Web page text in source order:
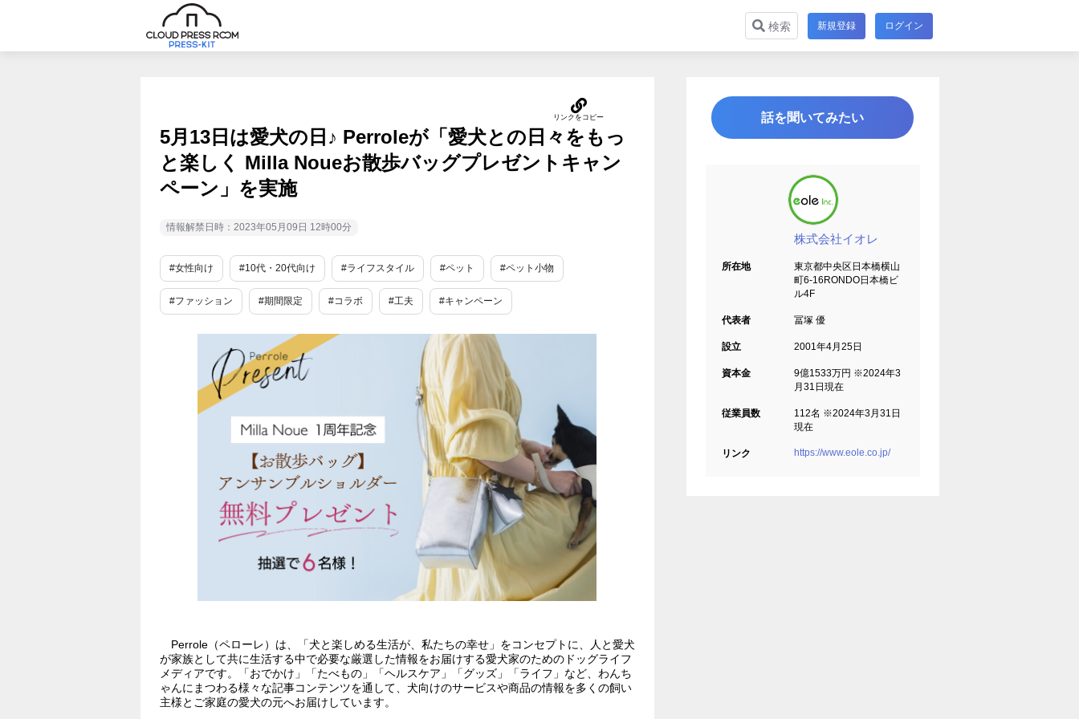
検索 新規登録 ログイン
5月13日は愛犬の日♪ Perroleが「愛犬との日々をもっ
と楽しく Milla Noueお散歩バッグプレゼントキャン
ペーン」を実施
情報解禁日時：2023年05月09日 12時00分
#女性向け #10代・20代向け #ライフスタイル #ペット #ペット小物
#ファッション #期間限定 #コラボ #工夫 #キャンペーン
Perrole（ペローレ）は、「犬と楽しめる生活が、私たちの幸せ」をコンセプトに、人と愛犬
が家族として共に生活する中で必要な厳選した情報をお届けする愛犬家のためのドッグライフ
メディアです。「おでかけ」「たべもの」「ヘルスケア」「グッズ」「ライフ」など、わんち
ゃんにまつわる様々な記事コンテンツを通して、犬向けのサービスや商品の情報を多くの飼い
主様とご家庭の愛犬の元へお届けしています。
話を聞いてみたい
株式会社イオレ
所在地
東京都中央区日本橋横山
町6-16RONDO日本橋ビ
ル4F
代表者 冨塚 優
設立 2001年4月25日
資本金
9億1533万円 ※2024年3
月31日現在
従業員数
112名 ※2024年3月31日
現在
リンク https://www.eole.co.jp/